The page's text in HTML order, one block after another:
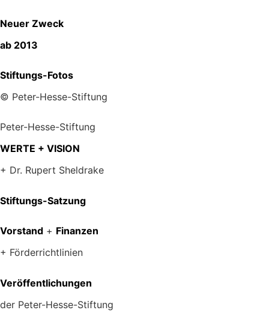
Neuer Zweck
ab 2013
Stiftungs-Fotos
© Peter-Hesse-Stiftung
Peter-Hesse-Stiftung
WERTE + VISION
+ Dr. Rupert Sheldrake
Stiftungs-Satzung
Vorstand + Finanzen
+ Förderrichtlinien
Veröffentlichungen
der Peter-Hesse-Stiftung